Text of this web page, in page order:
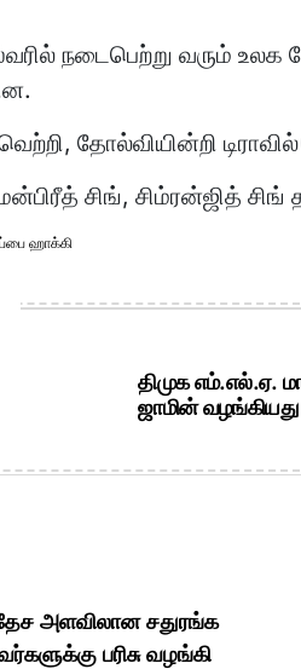
நடைபெற்று வரும்
தோல்வியின்றி
சிங், சிம்ரன்ஜித் சிங்
ஹாக்கி
திமுக எம்.எல்.ஏ.
ஜாமின்
அளவிலான சதுரங்க
பரிசு வழங்கி